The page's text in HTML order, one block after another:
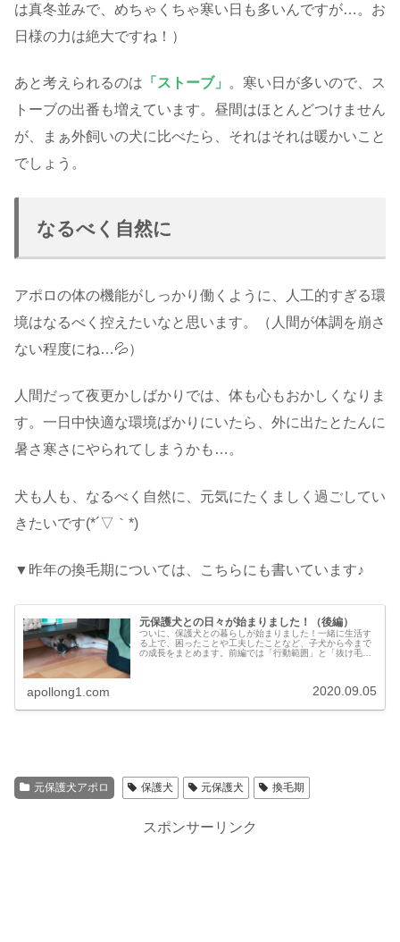
は真冬並みで、めちゃくちゃ寒い日も多いんですが…。お
日様の力は絶大ですね！）
あと考えられるのは 「ストーブ」
。寒い日が多いので、ス
トーブの出番も増えています。昼間はほとんどつけません
が、まぁ外飼いの犬に比べたら、それはそれは暖かいこと
でしょう。
なるべく自然に
アポロの体の機能がしっかり働くように、人工的すぎる環
境はなるべく控えたいなと思います。（人間が体調を崩さ
ない程度にね…💦）
人間だって夜更かしばかりでは、体も心もおかしくなりま
す。一日中快適な環境ばかりにいたら、外に出たとたんに
暑さ寒さにやられてしまうかも…。
犬も人も、なるべく自然に、元気にたくましく過ごしてい
きたいです(*´▽｀*)
▼昨年の換毛期については、こちらにも書いています♪
元保護犬との日々が始まりました！（後編）
ついに、保護犬との暮らしが始まりました！一緒に生活す
る上で、困ったことや工夫したことなど、子犬から今まで
の成長をまとめます。前編では「行動範囲」と「抜け毛」
apollong1.com 2020.09.05
元保護犬アポロ 保護犬 元保護犬 換毛期
スポンサーリンク